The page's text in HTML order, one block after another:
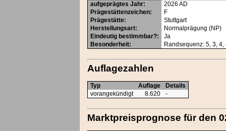
aufgeprägtes Jahr: 2026AD
Prägestättenzeichen:
F
Prägestätte:
Stuttgart
Herstellungsart:
Normalprägung (NP)
Eindeutig bestimmbar?:
Ja
Besonderheit: Randsequenz: 5, 3,
Auflagezahlen
Typ Auflage
Details
vorangekündigt
8.620 -
Marktpreisprognose für den